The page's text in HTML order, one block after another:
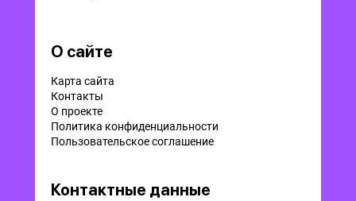
О сайте
Карта сайта
Контакты
О проекте
Политика конфиденциальности
Пользовательское соглашение
Контактные данные